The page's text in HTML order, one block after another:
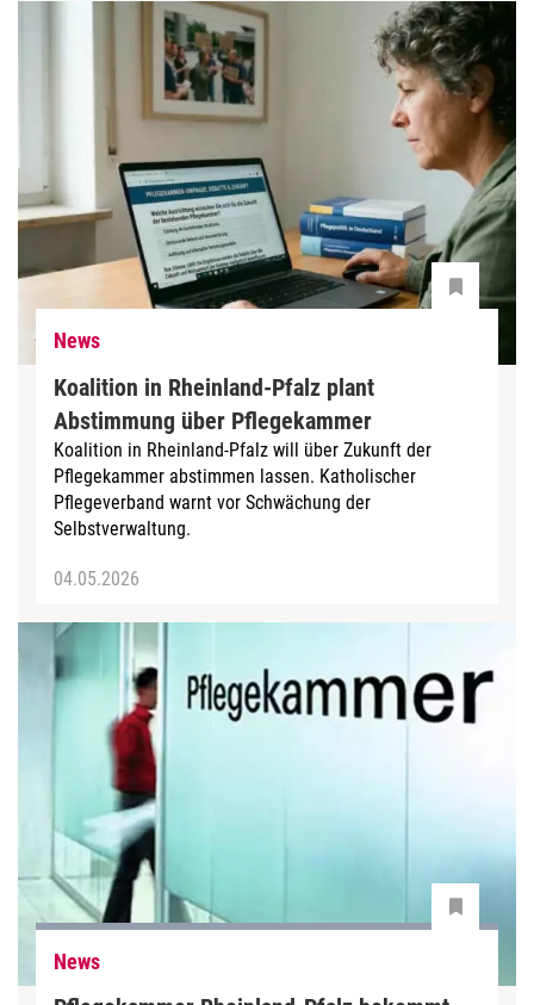
News
Koalition in Rheinland-Pfalz plant
Abstimmung über Pflegekammer
Koalition in Rheinland-Pfalz will über Zukunft der
Pflegekammer abstimmen lassen. Katholischer
Pflegeverband warnt vor Schwächung der
Selbstverwaltung.
04.05.2026
News